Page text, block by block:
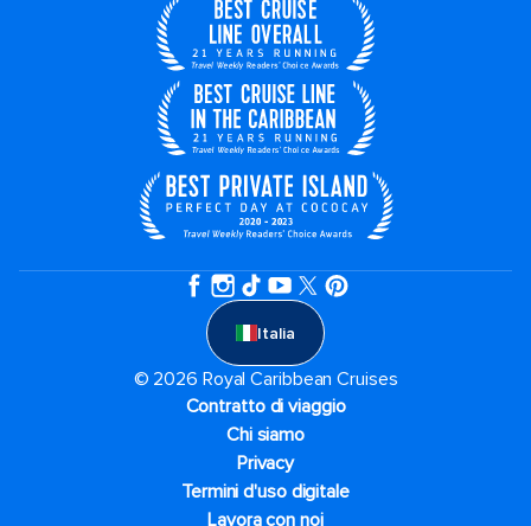
Italia
© 2026 Royal Caribbean Cruises
Contratto di viaggio
Chi siamo
Privacy
Termini d'uso digitale
Lavora con noi